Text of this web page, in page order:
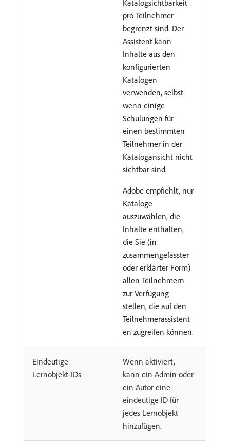
Katalogsichtbarkeit
pro Teilnehmer
begrenzt sind. Der
Assistent kann
Inhalte aus den
konfigurierten
Katalogen
verwenden, selbst
wenn einige
Schulungen für
einen bestimmten
Teilnehmer in der
Katalogansicht nicht
sichtbar sind.
Adobe empfiehlt, nur
Kataloge
auszuwählen, die
Inhalte enthalten,
die Sie (in
zusammengefasster
oder erklärter Form)
allen Teilnehmern
zur Verfügung
stellen, die auf den
Teilnehmerassistent
en zugreifen können.
Eindeutige
Lernobjekt-IDs
Wenn aktiviert,
kann ein Admin oder
ein Autor eine
eindeutige ID für
jedes Lernobjekt
hinzufügen.